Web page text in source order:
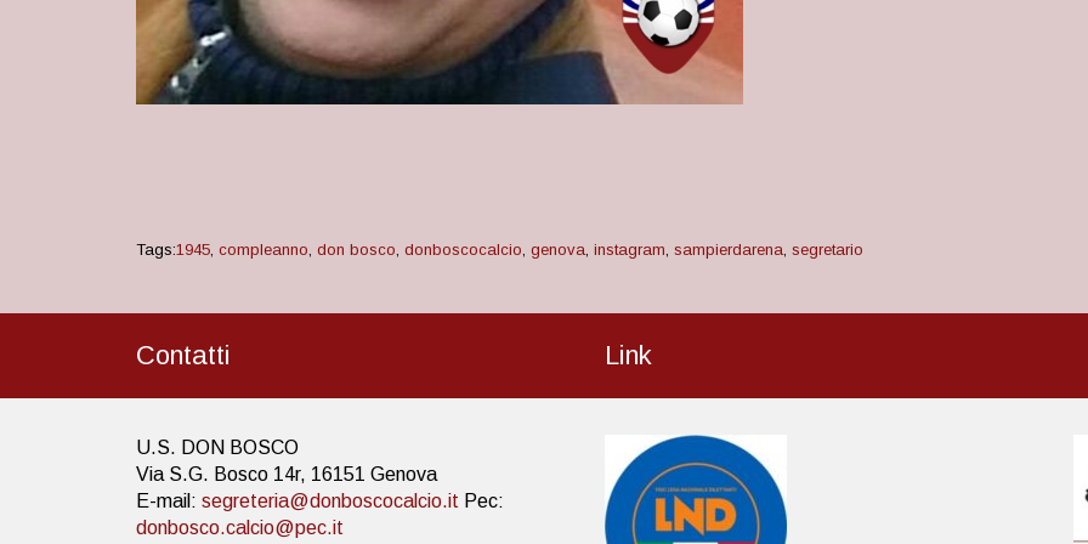
Tags:1945, compleanno, don bosco, donboscocalcio, genova, instagram, sampierdarena, segretario
Contatti
U.S. DON BOSCO
Via S.G. Bosco 14r, 16151 Genova
E-mail: segreteria@donboscocalcio.it Pec:
donbosco.calcio@pec.it
Link